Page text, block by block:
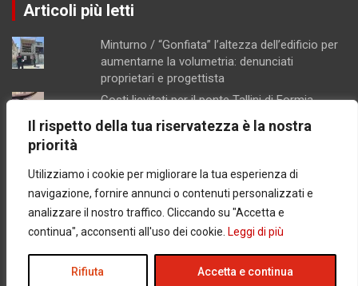
Il rispetto della tua riservatezza è la nostra
priorità
Utilizziamo i cookie per migliorare la tua esperienza di
navigazione, fornire annunci o contenuti personalizzati e
analizzare il nostro traffico. Cliccando su "Accetta e
continua", acconsenti all'uso dei cookie. Leggi di più
Rifiuta Accetta e continua
Articoli più letti
Minturno / “Gonfiata” l’altezza dell’edificio per
aumentarne la volumetria: denunciati
proprietari e progettista
Costi lievitati per il ponte Tallini di Formia,
l'analisi della consigliera Immacolata Arnone
tre studenti, salta la prima classe
Ex Salid, il tar mette in crisi il diniego del
comune di Formia
Ponza / Cantiere di quasi 200 metri quadrati
sequestro e denuncia